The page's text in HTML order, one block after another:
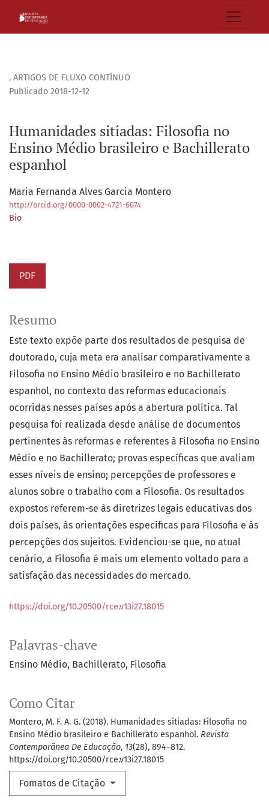
, ARTIGOS DE FLUXO CONTÍNUO
Humanidades sitiadas: Filosofia no
Ensino Médio brasileiro e Bachillerato
espanhol
Publicado 2018-12-12
Maria Fernanda Alves Garcia Montero
http://orcid.org/0000-0002-4721-6074
Bio
PDF
Palavras-chave
Ensino Médio Bachillerato Filosofia
Como Citar
Montero, M. F. A. G. (2018). Humanidades sitiadas: Filosofia no
Ensino Médio brasileiro e Bachillerato espanhol. Revista
Contemporânea De Educação, 13(28), 894–812.
https://doi.org/10.20500/rce.v13i27.18015
Fomatos de Citação
Resumo
Este texto expõe parte dos resultados de pesquisa de
doutorado, cuja meta era analisar comparativamente a
Filosofia no Ensino Médio brasileiro e no Bachillerato
espanhol, no contexto das reformas educacionais
ocorridas nesses países após a abertura política. Tal
pesquisa foi realizada desde análise de documentos
pertinentes às reformas e referentes à Filosofia no Ensino
Médio e no Bachillerato; provas específicas que avaliam
esses níveis de ensino; percepções de professores e
alunos sobre o trabalho com a Filosofia. Os resultados
expostos referem-se às diretrizes legais educativas dos
dois países, às orientações específicas para Filosofia e às
percepções dos sujeitos. Evidenciou-se que, no atual
cenário, a Filosofia é mais um elemento voltado para a
satisfação das necessidades do mercado.
https://doi.org/10.20500/rce.v13i27.18015